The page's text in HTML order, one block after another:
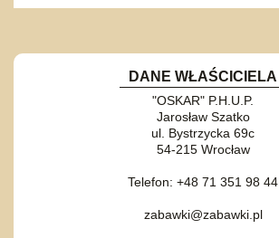
DANE WŁAŚCICIELA
"OSKAR" P.H.U.P.
Jarosław Szatko
ul. Bystrzycka 69c
54-215 Wrocław
Telefon: +48 71 351 98 44
zabawki@zabawki.pl